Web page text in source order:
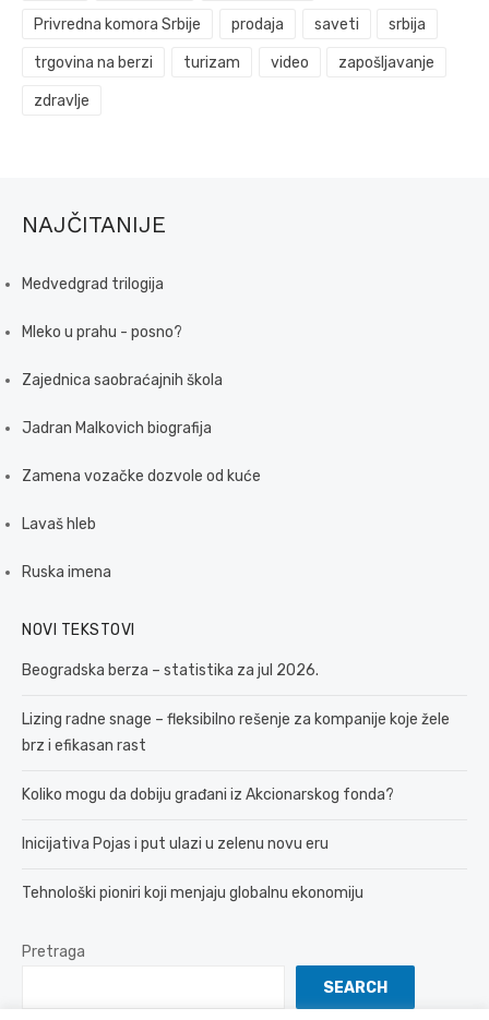
Privredna komora Srbije prodaja saveti srbija
trgovina na berzi turizam video zapošljavanje
zdravlje
NAJČITANIJE
Medvedgrad trilogija
Mleko u prahu - posno?
Zajednica saobraćajnih škola
Jadran Malkovich biografija
Zamena vozačke dozvole od kuće
Lavaš hleb
Ruska imena
NOVI TEKSTOVI
Beogradska berza – statistika za jul 2026.
Lizing radne snage – fleksibilno rešenje za kompanije koje žele
brz i efikasan rast
Koliko mogu da dobiju građani iz Akcionarskog fonda?
Inicijativa Pojas i put ulazi u zelenu novu eru
Tehnološki pioniri koji menjaju globalnu ekonomiju
Pretraga
SEARCH